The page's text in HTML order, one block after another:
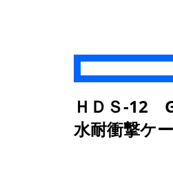
ＨＤＳ-12
水耐衝撃ケ